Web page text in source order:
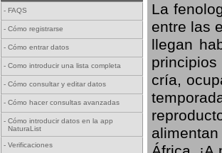
- FAQS
- Cómo registrarse
- Cómo entrar datos
- Como introducir una lista completa
- Cómo consultar y editar datos
- Cómo hacer consultas avanzadas
- Cómo introducir datos en la app
NaturaList
- Verificaciones
La
entre las
llegan
cría,